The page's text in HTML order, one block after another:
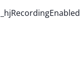
_hjRecordingEnabled